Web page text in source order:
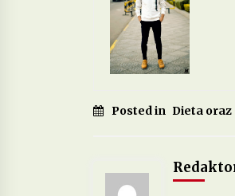
Posted in Dieta oraz